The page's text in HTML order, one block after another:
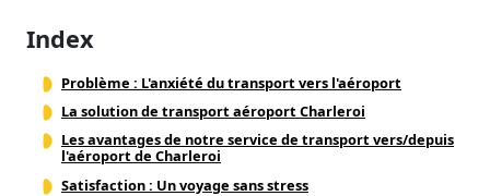
Index
Problème : L'anxiété du transport vers l'aéroport
La solution de transport aéroport Charleroi
Les avantages de notre service de transport vers/depuis
l'aéroport de Charleroi
Satisfaction : Un voyage sans stress